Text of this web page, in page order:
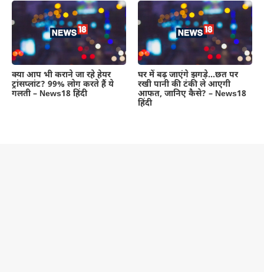
क्या आप भी कराने जा रहे हेयर
ट्रांसप्लांट? 99% लोग करते हैं ये
गलती – News18 हिंदी
घर में बढ़ जाएंगे झगड़े…छत पर
रखी पानी की टंकी ले आएगी
आफत, जानिए कैसे? – News18
हिंदी